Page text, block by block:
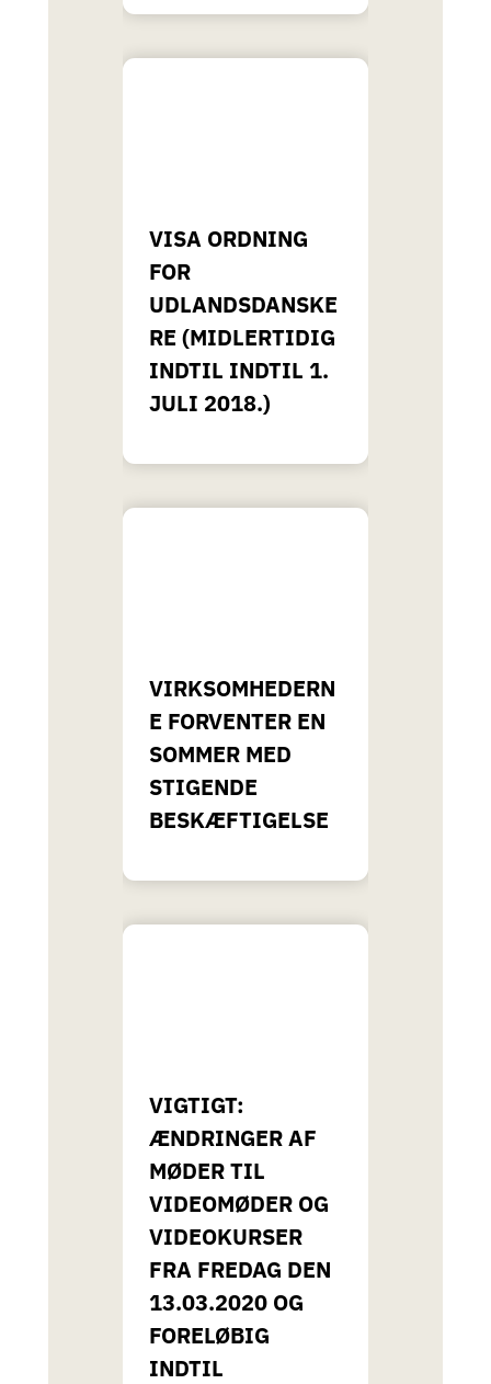
VISA ORDNING
FOR
UDLANDSDANSKE
RE (MIDLERTIDIG
INDTIL INDTIL 1.
JULI 2018.)
VIRKSOMHEDERN
E FORVENTER EN
SOMMER MED
STIGENDE
BESKÆFTIGELSE
VIGTIGT:
ÆNDRINGER AF
MØDER TIL
VIDEOMØDER OG
VIDEOKURSER
FRA FREDAG DEN
13.03.2020 OG
FORELØBIG
INDTIL